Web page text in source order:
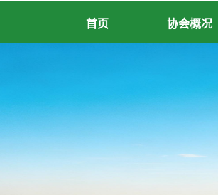
首页 协会概况